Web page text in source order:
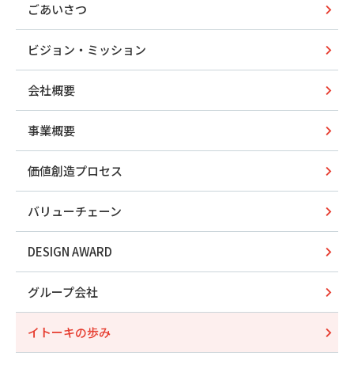
ごあいさつ
ビジョン・ミッション
会社概要
事業概要
価値創造プロセス
バリューチェーン
DESIGN AWARD
グループ会社
イトーキの歩み